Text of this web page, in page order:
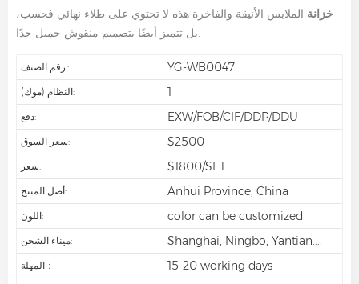
خزانة الملابس الأنيقة والفاخرة هذه لا تحتوي على طلاء نهائي فحسب،
رقم الصنف.: YG-WB0047
النظام (موك): 1
دفع: EXW/FOB/CIF/DDP/DDU
سعر السوق: $2500
سعر: $1800/SET
أصل المنتج: Anhui Province, China
اللون: color can be customized
ميناء الشحن: Shanghai, Ningbo, Yantian....
المهلة： 15-20 working days